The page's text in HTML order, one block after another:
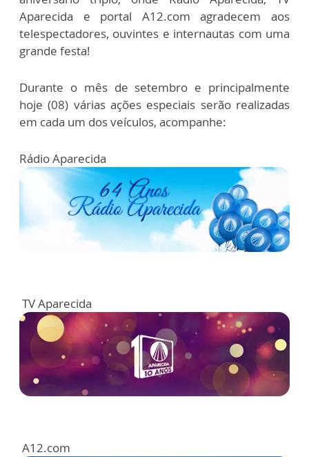
Aparecida e portal A12.com agradecem aos
telespectadores, ouvintes e internautas com uma
grande festa!
Durante o mês de setembro e principalmente
hoje (08) várias ações especiais serão realizadas
em cada um dos veículos, acompanhe:
Rádio Aparecida
TV Aparecida
A12.com